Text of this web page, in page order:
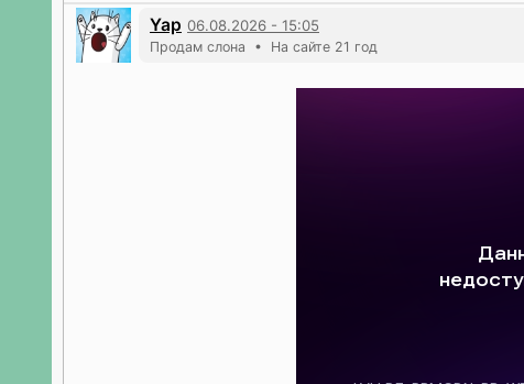
Yap 06.08.2026 - 15:05
Продам слона • На сайте 21 год